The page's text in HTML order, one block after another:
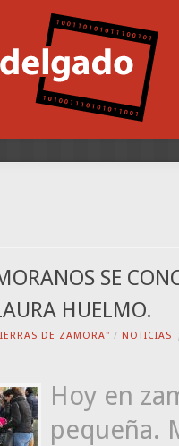
SE
HUELMO.
DE ZAMORA" / NOTICIAS
Hoy en
pequeña.